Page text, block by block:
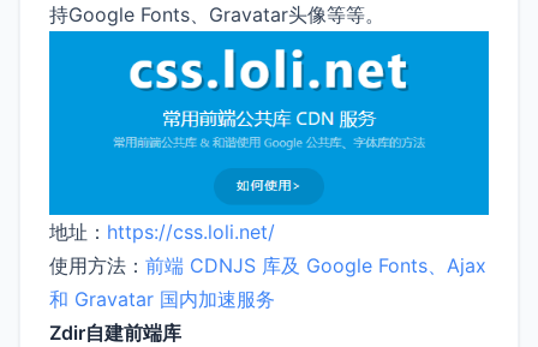
持Google Fonts、Gravatar头像等等。
地址： https://css.loli.net/
使用方法： 前端 CDNJS 库及 Google Fonts、Ajax
和 Gravatar 国内加速服务
Zdir自建前端库